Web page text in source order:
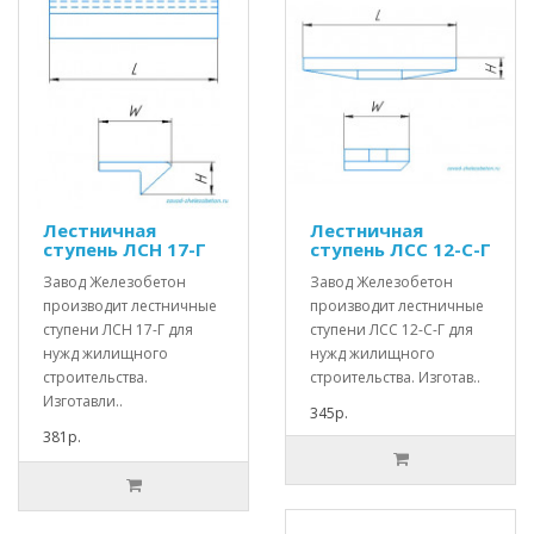
Лестничная
ступень ЛСН 17-Г
Завод Железобетон
производит лестничные
ступени ЛСН 17-Г для
нужд жилищного
строительства.
Изготавли..
381р.
Лестничная
ступень ЛСС 12-С-Г
Завод Железобетон
производит лестничные
ступени ЛСС 12-С-Г для
нужд жилищного
строительства. Изготав..
345р.